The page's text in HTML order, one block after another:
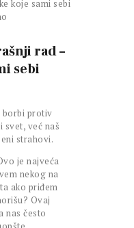
rad –
sebi
borbi protiv
svet, već naš
strahovi.
je najveća
nekog na
ako priđem
Ovaj
nas često